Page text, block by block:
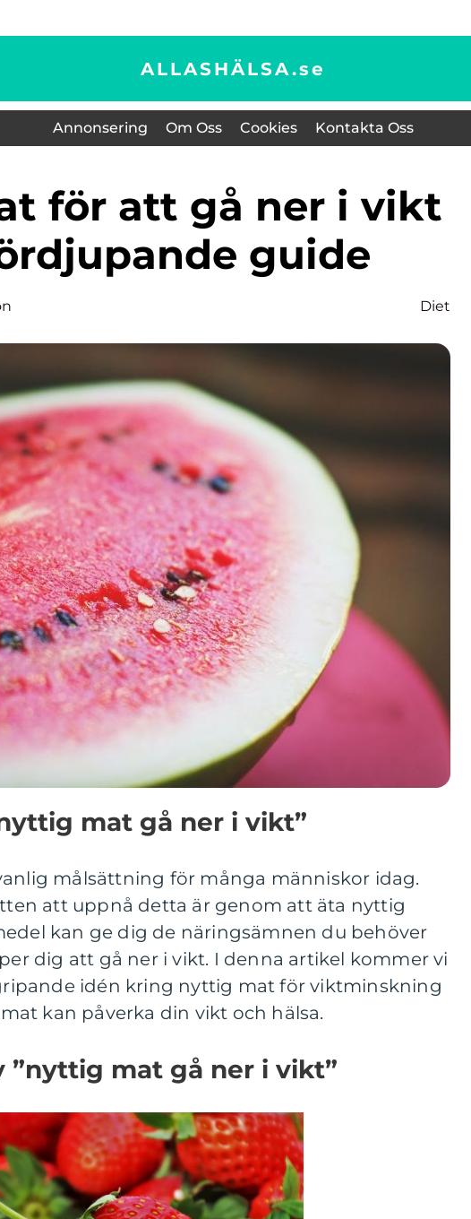
ALLASHÄLSA.se
Annonsering Om Oss Cookies Kontakta Oss
guide
Diet
mat gå ner i vikt”
målsättning för många människor idag.
att uppnå detta är genom att äta nyttig
kan ge dig de näringsämnen du behöver
dig att gå ner i vikt. I denna artikel kommer vi
idén kring nyttig mat för viktminskning
kan påverka din vikt och hälsa.
”nyttig mat gå ner i vikt”